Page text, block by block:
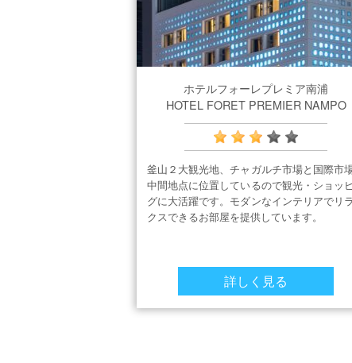
ホテルフォーレプレミア南浦
HOTEL FORET PREMIER NAMPO
釜山２大観光地、チャガルチ市場と国際市
中間地点に位置しているので観光・ショッ
グに大活躍です。モダンなインテリアでリ
クスできるお部屋を提供しています。
詳しく見る